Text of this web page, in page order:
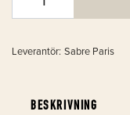
Leverantör: Sabre Paris
BESKRIVNING